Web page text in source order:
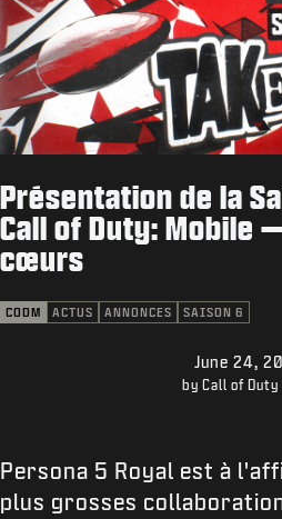
ESPORTS
ASSISTANCE
XBOX GAME PASS
Présentation de la
Call of Duty: Mobile
cœurs
CODM ACTUS ANNONCES SAISON 6
June 24,
by Call of
Persona 5 Royal est à
plus grosses